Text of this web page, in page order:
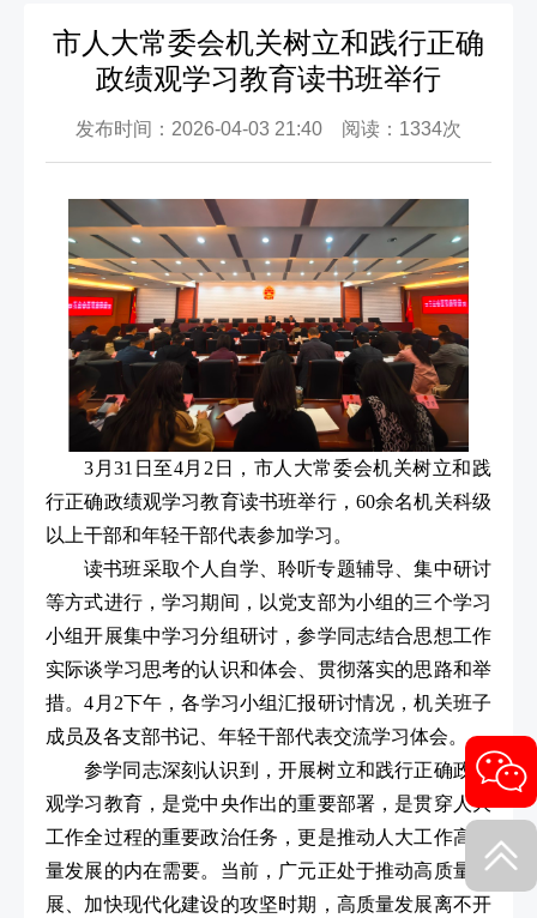
市人大常委会机关树立和践行正确
政绩观学习教育读书班举行
发布时间：2026-04-03 21:40 阅读：1334次
3月31日至4月2日，市人大常委会机关树立和践
行正确政绩观学习教育读书班举行，60余名机关科级
以上干部和年轻干部代表参加学习。
读书班采取个人自学、聆听专题辅导、集中研讨
等方式进行，学习期间，以党支部为小组的三个学习
小组开展集中学习分组研讨，参学同志结合思想工作
实际谈学习思考的认识和体会、贯彻落实的思路和举
措。4月2下午，各学习小组汇报研讨情况，机关班子
成员及各支部书记、年轻干部代表交流学习体会。
参学同志深刻认识到，开展树立和践行正确政绩
观学习教育，是党中央作出的重要部署，是贯穿人大
工作全过程的重要政治任务，更是推动人大工作高质
量发展的内在需要。当前，广元正处于推动高质量发
展、加快现代化建设的攻坚时期，高质量发展离不开